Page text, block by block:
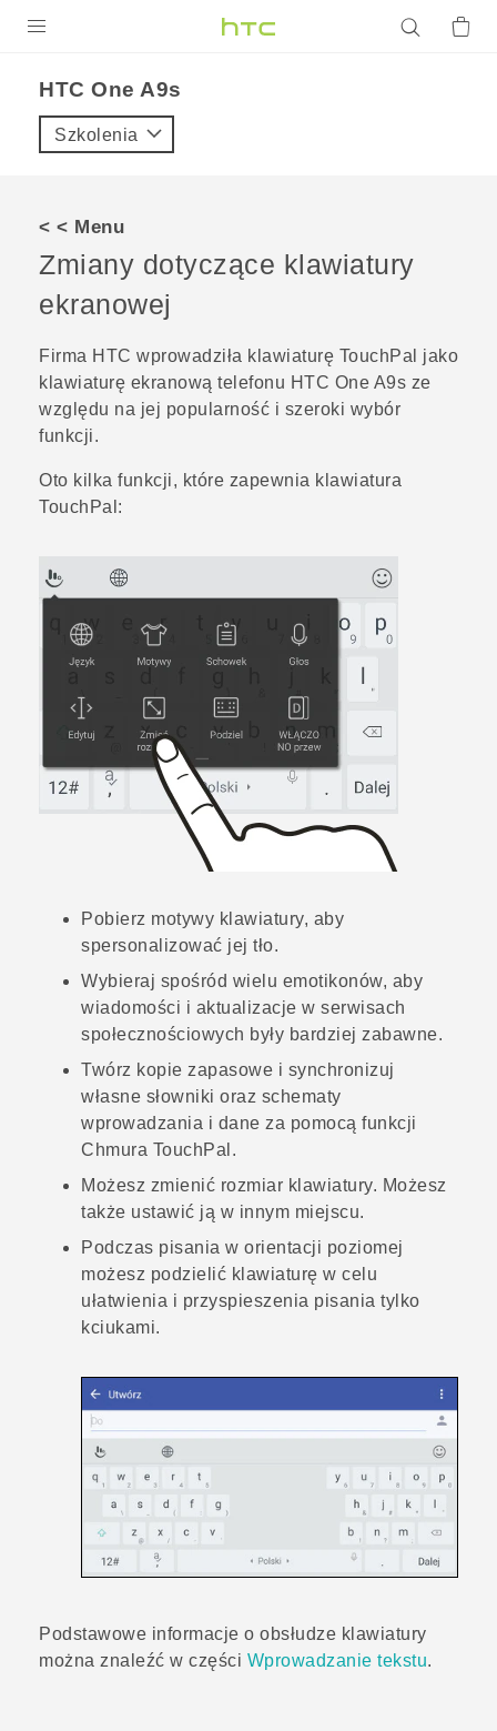
VIVE
VIVERSE
POMOC TECHNICZNA
Urządzenia i akcesoria HTC
HTC One A9s‎
Szkolenia
< < Menu
Zmiany dotyczące klawiatury
ekranowej
Firma HTC wprowadziła klawiaturę TouchPal jako
klawiaturę ekranową telefonu HTC One A9s ze
względu na jej popularność i szeroki wybór
funkcji.
Oto kilka funkcji, które zapewnia klawiatura
TouchPal :
Pobierz motywy klawiatury, aby
spersonalizować jej tło.
Wybieraj spośród wielu emotikonów, aby
wiadomości i aktualizacje w serwisach
społecznościowych były bardziej zabawne.
Twórz kopie zapasowe i synchronizuj
własne słowniki oraz schematy
wprowadzania i dane za pomocą funkcji
Chmura TouchPal .
Możesz zmienić rozmiar klawiatury. Możesz
także ustawić ją w innym miejscu.
Podczas pisania w orientacji poziomej
możesz podzielić klawiaturę w celu
ułatwienia i przyspieszenia pisania tylko
kciukami.
Podstawowe informacje o obsłudze klawiatury
można znaleźć w części Wprowadzanie tekstu.